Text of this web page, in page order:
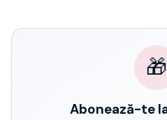
🎁
Abonează-te